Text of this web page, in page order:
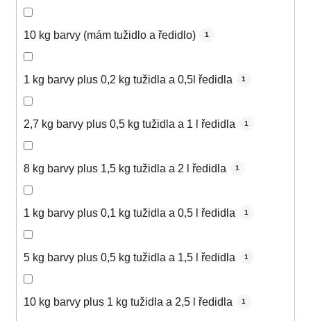
10 kg barvy (mám tužidlo a ředidlo) 1
1 kg barvy plus 0,2 kg tužidla a 0,5l ředidla 1
2,7 kg barvy plus 0,5 kg tužidla a 1 l ředidla 1
8 kg barvy plus 1,5 kg tužidla a 2 l ředidla 1
1 kg barvy plus 0,1 kg tužidla a 0,5 l ředidla 1
5 kg barvy plus 0,5 kg tužidla a 1,5 l ředidla 1
10 kg barvy plus 1 kg tužidla a 2,5 l ředidla 1